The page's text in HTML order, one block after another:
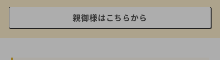
親御様はこちらから